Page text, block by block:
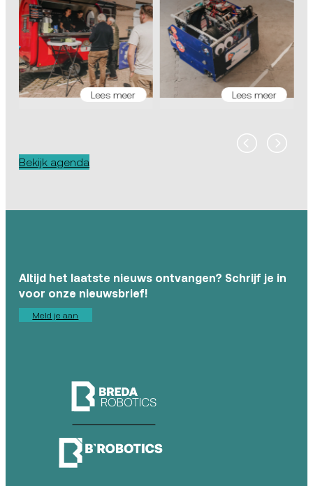
Lees meer Lees meer
Bekijk agenda
Altijd het laatste nieuws ontvangen? Schrijf je in
voor onze nieuwsbrief!
Meld je aan